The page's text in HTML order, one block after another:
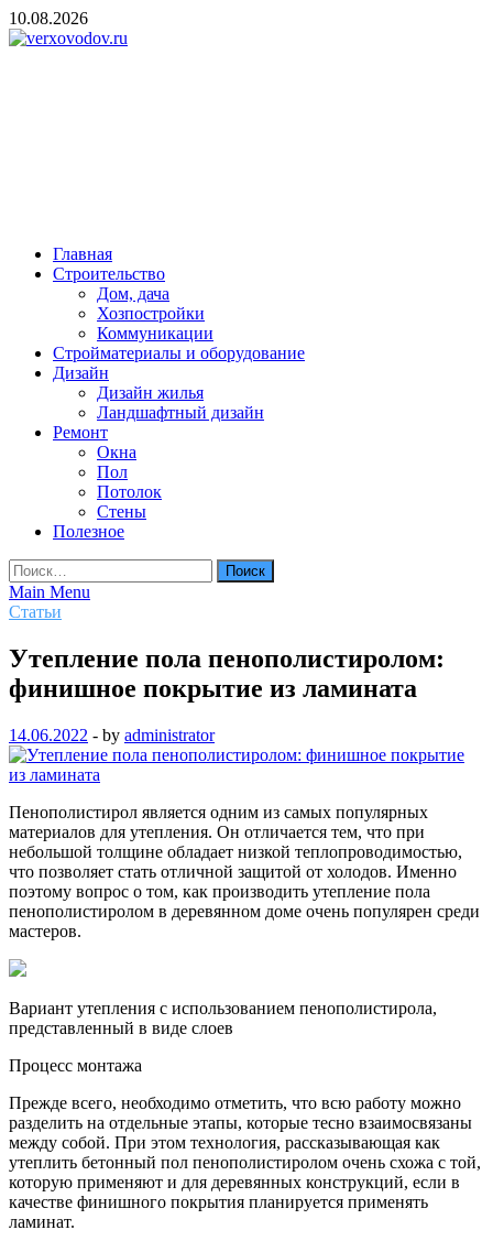
Skip
to
10.08.2026
Главная
Строительство
Дом, дача
Хозпостройки
Коммуникации
Стройматериалы и оборудование
Дизайн
Дизайн жилья
Ландшафтный дизайн
Ремонт
Окна
Пол
Потолок
Стены
Полезное
Найти:
Main Menu
Статьи
Утепление пола пенополистиролом:
финишное покрытие из ламината
14.06.2022 - by administrator
Пенополистирол является одним из самых популярных
материалов для утепления. Он отличается тем, что при
небольшой толщине обладает низкой теплопроводимостью,
что позволяет стать отличной защитой от холодов. Именно
поэтому вопрос о том, как производить утепление пола
пенополистиролом в деревянном доме очень популярен среди
мастеров.
Вариант утепления с использованием пенополистирола,
представленный в виде слоев
Процесс монтажа
Прежде всего, необходимо отметить, что всю работу можно
разделить на отдельные этапы, которые тесно взаимосвязаны
между собой. При этом технология, рассказывающая как
утеплить бетонный пол пенополистиролом очень схожа с той,
которую применяют и для деревянных конструкций, если в
качестве финишного покрытия планируется применять
ламинат.